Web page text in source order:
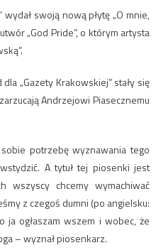
swoją nową płytę „O mnie,
„God Pride”, o którym artysta
„Gazety Krakowskiej” stały się
Andrzejowi Piasecznemu
potrzebę wyznawania tego
A tytuł tej piosenki jest
wszyscy chcemy wymachiwać
z czegoś dumni (po angielsku:
ja ogłaszam wszem i wobec, że
– wyznał piosenkarz.